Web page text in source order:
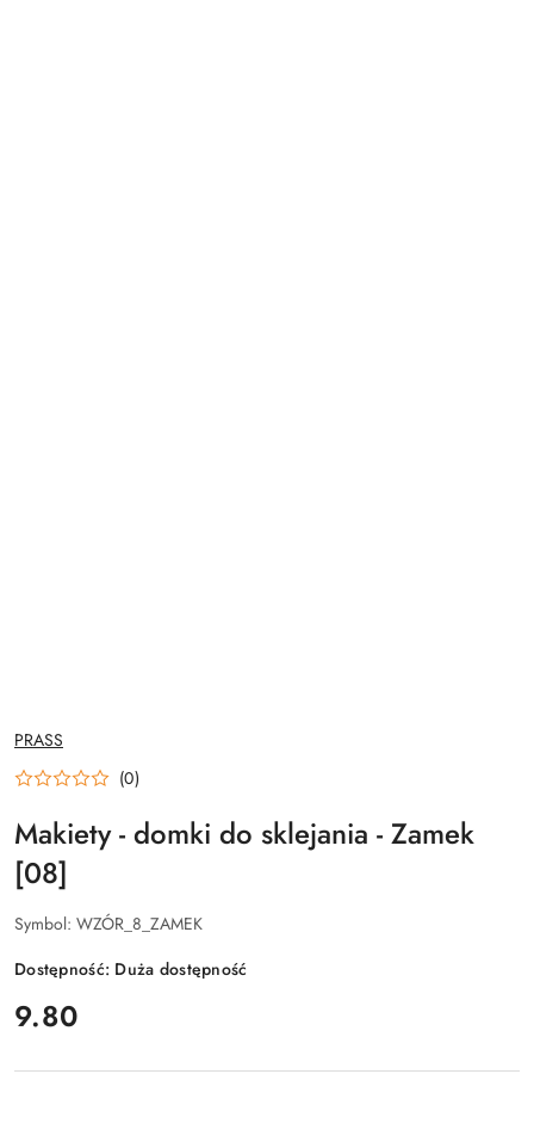
NAZWA
PRODUCENTA:
PRASS
(0)
Makiety - domki do sklejania - Zamek
[08]
Symbol: WZÓR_8_ZAMEK
Dostępność: Duża dostępność
cena:
9.80